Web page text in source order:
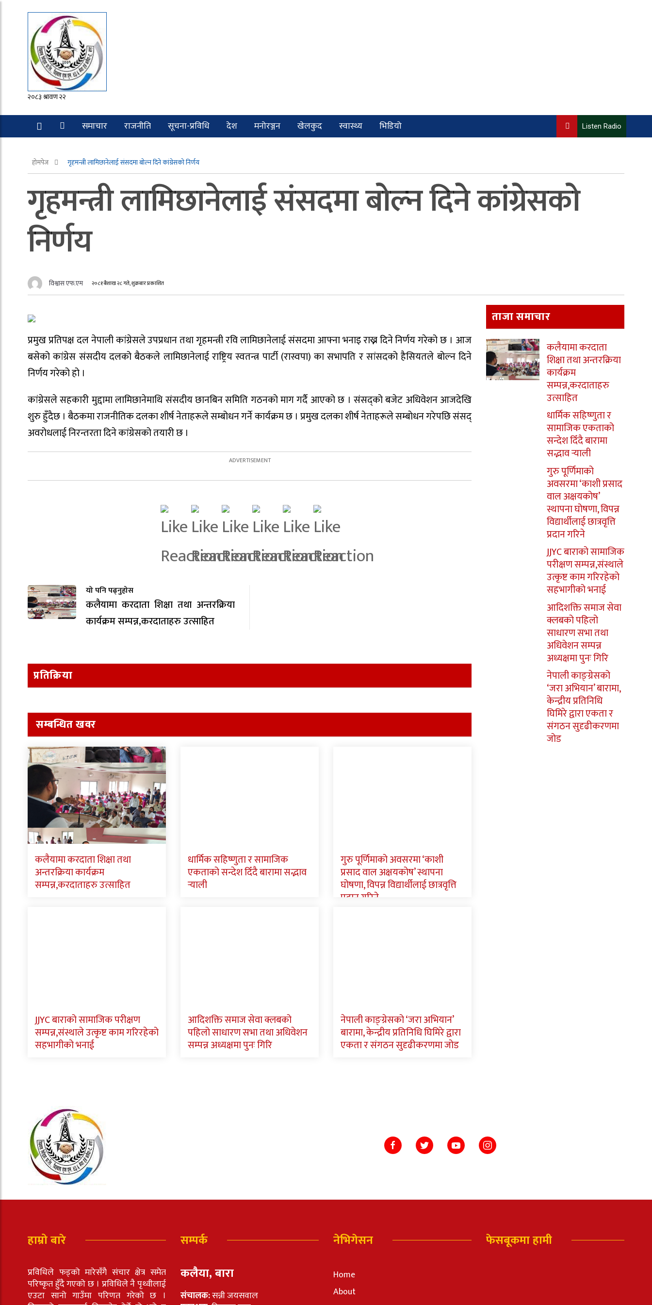
२०८३ श्रावण २२
समाचार राजनीति सूचना-प्रविधि देश मनोरञ्जन खेलकुद स्वास्थ्य
भिडियो
Listen Radio
होमपेज गृहमन्त्री लामिछानेलाई संसदमा बोल्न दिने कांग्रेसको निर्णय
गृहमन्त्री लामिछानेलाई संसदमा बोल्न दिने कांग्रेसको
निर्णय
विश्वास एफ.एम २०८१ बैशाख २८ गते, शुक्रबार प्रकाशित
प्रमुख प्रतिपक्ष दल नेपाली कांग्रेसले उपप्रधान तथा गृहमन्त्री रवि लामिछानेलाई संसदमा आफ्ना भनाइ राख्न दिने निर्णय गरेको छ । आज
बसेको कांग्रेस संसदीय दलको बैठकले लामिछानेलाई राष्ट्रिय स्वतन्त्र पार्टी (रास्वपा) का सभापति र सांसदको हैसियतले बोल्न दिने
निर्णय गरेको हो ।
कांग्रेसले सहकारी मुद्दामा लामिछानेमाथि संसदीय छानबिन समिति गठनको माग गर्दै आएको छ । संसद्को बजेट अधिवेशन आजदेखि
शुरु हुँदैछ । बैठकमा राजनीतिक दलका शीर्ष नेताहरूले सम्बोधन गर्ने कार्यक्रम छ । प्रमुख दलका शीर्ष नेताहरूले सम्बाेधन गरेपछि संसद्
अवरोधलाई निरन्तरता दिने कांग्रेसको तयारी छ ।
यो पनि पढ्नुहोस
कलैयामा करदाता शिक्षा तथा अन्तरक्रिया
कार्यक्रम सम्पन्न,करदाताहरु उत्साहित
प्रतिक्रिया
सम्बन्धित खवर
कलैयामा करदाता शिक्षा तथा
अन्तरक्रिया कार्यक्रम
सम्पन्न,करदाताहरु उत्साहित
धार्मिक सहिष्णुता र सामाजिक
एकताको सन्देश दिँदै बारामा सद्भाव
र्‍याली
गुरु पूर्णिमाको अवसरमा ‘काशी
प्रसाद वाल अक्षयकोष’ स्थापना
घोषणा, विपन्न विद्यार्थीलाई छात्रवृत्ति
प्रदान गरिने
JJYC बाराको सामाजिक परीक्षण
सम्पन्न,संस्थाले उत्कृष्ट काम गरिरहेको
सहभागीको भनाई
आदिशक्ति समाज सेवा क्लबको
पहिलो साधारण सभा तथा अधिवेशन
सम्पन्न अध्यक्षमा पुनः गिरि
नेपाली काङ्ग्रेसको ‘जरा अभियान’
बारामा, केन्द्रीय प्रतिनिधि घिमिरे द्वारा
एकता र संगठन सुदृढीकरणमा जोड
ताजा समाचार
कलैयामा करदाता
शिक्षा तथा अन्तरक्रिया
कार्यक्रम
सम्पन्न,करदाताहरु
उत्साहित
धार्मिक सहिष्णुता र
सामाजिक एकताको
सन्देश दिँदै बारामा
सद्भाव र्‍याली
गुरु पूर्णिमाको
अवसरमा ‘काशी प्रसाद
वाल अक्षयकोष’
स्थापना घोषणा, विपन्न
विद्यार्थीलाई छात्रवृत्ति
प्रदान गरिने
JJYC बाराको सामाजिक
परीक्षण सम्पन्न,संस्थाले
उत्कृष्ट काम गरिरहेको
सहभागीको भनाई
आदिशक्ति समाज सेवा
क्लबको पहिलो
साधारण सभा तथा
अधिवेशन सम्पन्न
अध्यक्षमा पुनः गिरि
नेपाली काङ्ग्रेसको
‘जरा अभियान’ बारामा,
केन्द्रीय प्रतिनिधि
घिमिरे द्वारा एकता र
संगठन सुदृढीकरणमा
जोड
हाम्रो बारे
प्रविधिले फड्को मारेसँगै संचार क्षेत्र समेत
परिष्कृत हुँदै गएको छ । प्रविधिले नै पृथ्वीलाई
एउटा सानो गाउँमा परिणत गरेको छ ।
सम्पर्क
कलैया, बारा
संचालक:सन्नी जयसवाल
नेभिगेसन
Home
About
फेसबूकमा हामी